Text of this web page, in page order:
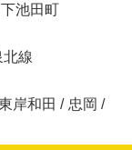
下池田町
北線
岸和田 / 忠岡 /